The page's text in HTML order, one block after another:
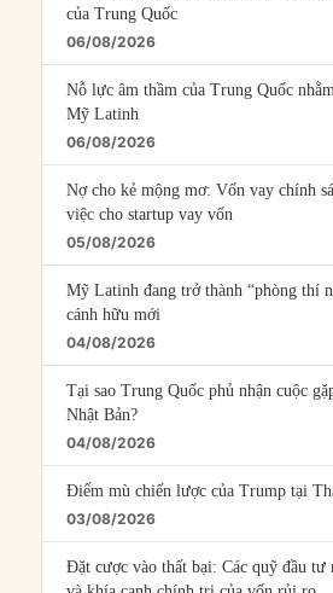
của Trung Quốc
06/08/2026
Nỗ lực âm thầm của Trung Quốc
Mỹ Latinh
06/08/2026
Nợ cho kẻ mộng mơ: Vốn vay chính
việc cho startup vay vốn
05/08/2026
Mỹ Latinh đang trở thành “phòng thí
cánh hữu mới
04/08/2026
Tại sao Trung Quốc phủ nhận cuộc
Nhật Bản?
04/08/2026
Điểm mù chiến lược của Trump tại
03/08/2026
Đặt cược vào thất bại: Các quỹ đầu tư